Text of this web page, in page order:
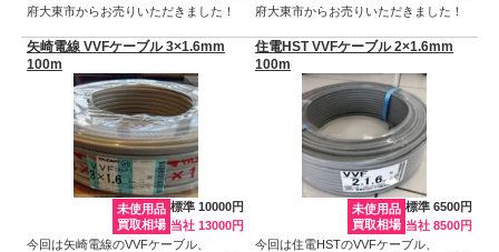
府大東市からお売りいただきました！
府大東市からお売りいただきました！
矢崎電線 VVFケーブル 3×1.6mm
100m
未使用品
買取相場
標準 10000円
当社 13000円
今回は矢崎電線のVVFケーブル、
住電HST VVFケーブル 2×1.6mm
100m
未使用品
買取相場
標準 6500円
当社 8500円
今回は住電HSTのVVFケーブル、